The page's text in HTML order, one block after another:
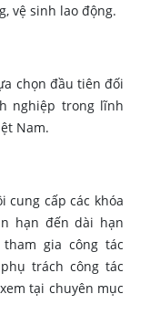
vệ sinh lao động.
chọn đầu tiên đối
nghiệp trong lĩnh
Nam.
cung cấp các khóa
hạn đến dài hạn
gia công tác
trách công tác
tại chuyên mục